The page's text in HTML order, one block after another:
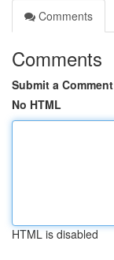
Comments
Comments
Submit a Comment
No HTML
HTML is disabled